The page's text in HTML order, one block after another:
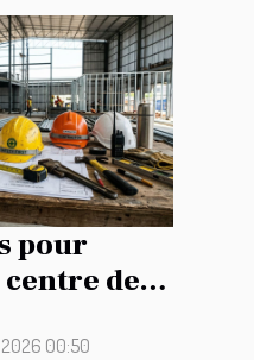
pour
de
2026 00:50